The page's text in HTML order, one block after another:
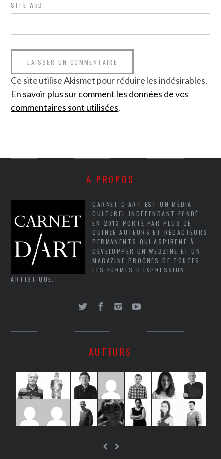
SITE WEB
Ce site utilise Akismet pour réduire les indésirables.
En savoir plus sur comment les données de vos
commentaires sont utilisées.
À PROPOS
CARNET D’ART EST UN MÉDIA
CULTUREL INDÉPENDANT FONDÉ
EN 2013 PORTÉ PAR PLUS DE
QUINZE AUTEURS ET RÉDACTEURS
PERMANENTS QUI ASPIRENT À
DÉVELOPPER UN WEBZINE ET UN
MAGAZINE PROCHES DE TOUTES
LES FORMES D'EXPRESSION
ARTISTIQUE.
AUTEURS